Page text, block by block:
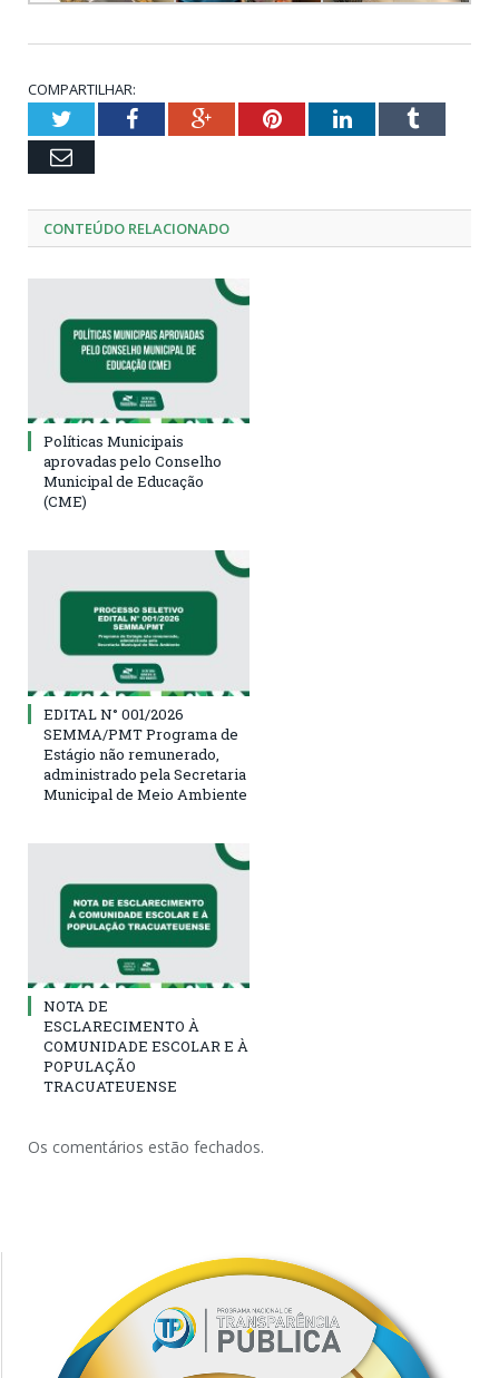
COMPARTILHAR:
TwitterFacebookGoogle+PinterestLinkedInTumblr
Email
CONTEÚDO RELACIONADO
Políticas Municipais
aprovadas pelo Conselho
Municipal de Educação
(CME)
EDITAL N° 001/2026
SEMMA/PMT Programa de
Estágio não remunerado,
administrado pela Secretaria
Municipal de Meio Ambiente
NOTA DE
ESCLARECIMENTO À
COMUNIDADE ESCOLAR E À
POPULAÇÃO
TRACUATEUENSE
Os comentários estão fechados.